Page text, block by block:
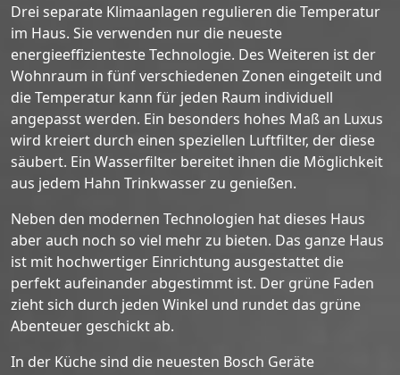
Drei separate Klimaanlagen regulieren die Temperatur
im Haus. Sie verwenden nur die neueste
energieeffizienteste Technologie. Des Weiteren ist der
Wohnraum in fünf verschiedenen Zonen eingeteilt und
die Temperatur kann für jeden Raum individuell
angepasst werden. Ein besonders hohes Maß an Luxus
wird kreiert durch einen speziellen Luftfilter, der diese
säubert. Ein Wasserfilter bereitet ihnen die Möglichkeit
aus jedem Hahn Trinkwasser zu genießen.
Neben den modernen Technologien hat dieses Haus
aber auch noch so viel mehr zu bieten. Das ganze Haus
ist mit hochwertiger Einrichtung ausgestattet die
perfekt aufeinander abgestimmt ist. Der grüne Faden
zieht sich durch jeden Winkel und rundet das grüne
Abenteuer geschickt ab.
In der Küche sind die neuesten Bosch Geräte